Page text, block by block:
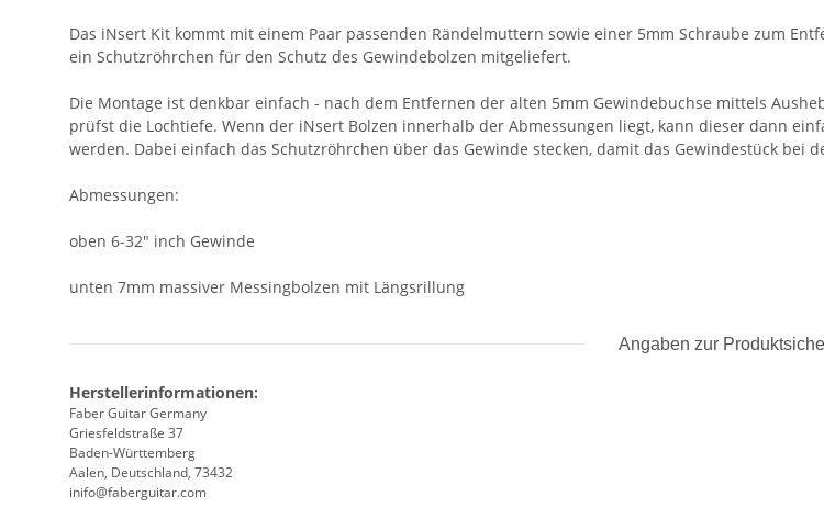
Das iNsert Kit kommt mit einem Paar passenden Rändelmuttern sowie einer 5mm Schraube zum
ein Schutzröhrchen für den Schutz des Gewindebolzen mitgeliefert.
Die Montage ist denkbar einfach - nach dem Entfernen der alten 5mm Gewindebuchse mittels
prüfst die Lochtiefe. Wenn der iNsert Bolzen innerhalb der Abmessungen liegt, kann dieser dann
werden. Dabei einfach das Schutzröhrchen über das Gewinde stecken, damit das Gewindestück bei
Abmessungen:
oben 6-32" inch Gewinde
unten 7mm massiver Messingbolzen mit Längsrillung
Angaben zur
Herstellerinformationen:
Faber Guitar Germany
Griesfeldstraße 37
Baden-Württemberg
Aalen, Deutschland, 73432
inifo@faberguitar.com